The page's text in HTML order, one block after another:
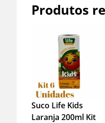
Informação
Produtos
Suco Life Kids
Laranja 200ml Kit